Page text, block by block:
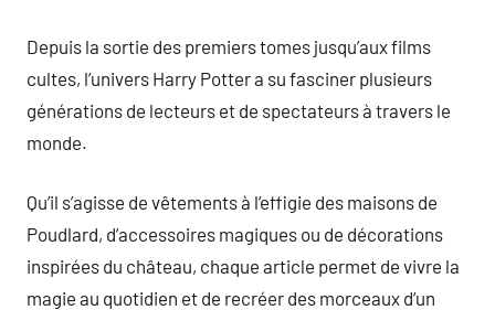
Depuis la sortie des premiers tomes jusqu’aux films
cultes, l’univers Harry Potter a su fasciner plusieurs
générations de lecteurs et de spectateurs à travers le
monde.
Qu’il s’agisse de vêtements à l’effigie des maisons de
Poudlard, d’accessoires magiques ou de décorations
inspirées du château, chaque article permet de vivre la
magie au quotidien et de recréer des morceaux d’un